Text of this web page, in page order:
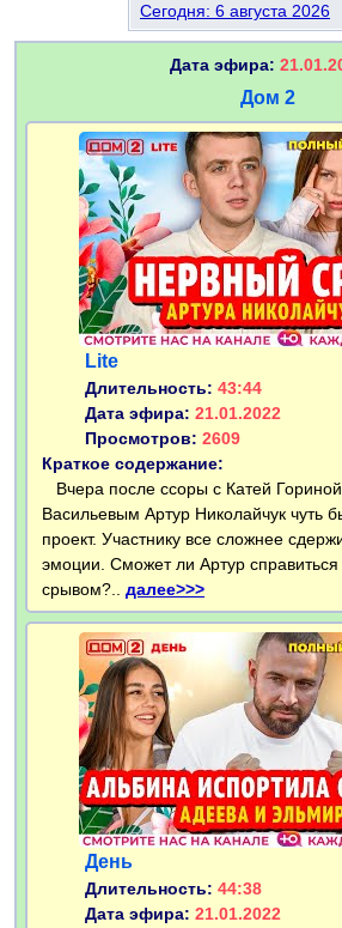
Сегодня: 6 августа 2026
Дата эфира:
Дом 2
Lite
Длительность: 43:44
Дата эфира: 21.01.2022
Просмотров: 2609
Краткое содержание:
Вчера после ссоры с Катей
Васильевым Артур Николайчук чуть
проект. Участнику все сложнее
эмоции. Сможет ли Артур
срывом?.. далее>>>
День
Длительность: 44:38
Дата эфира: 21.01.2022